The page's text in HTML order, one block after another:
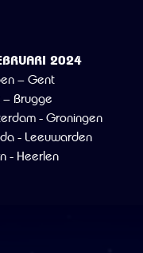
2024
– Gent
– Brugge
- Groningen
- Leeuwarden
- Heerlen